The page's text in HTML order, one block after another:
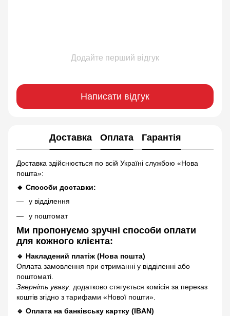
Додайте перший відгук
Написати відгук
Доставка Оплата Гарантія
Доставка здійснюється по всій Україні службою «Нова
пошта»:
🔹 Способи доставки:
у відділення
у поштомат
Ми пропонуємо зручні способи оплати
для кожного клієнта:
🔹 Накладений платіж (Нова пошта)
Оплата замовлення при отриманні у відділенні або
поштоматі.
Зверніть увагу: додатково стягується комісія за переказ
коштів згідно з тарифами «Нової пошти».
🔹 Оплата на банківську картку (IBAN)